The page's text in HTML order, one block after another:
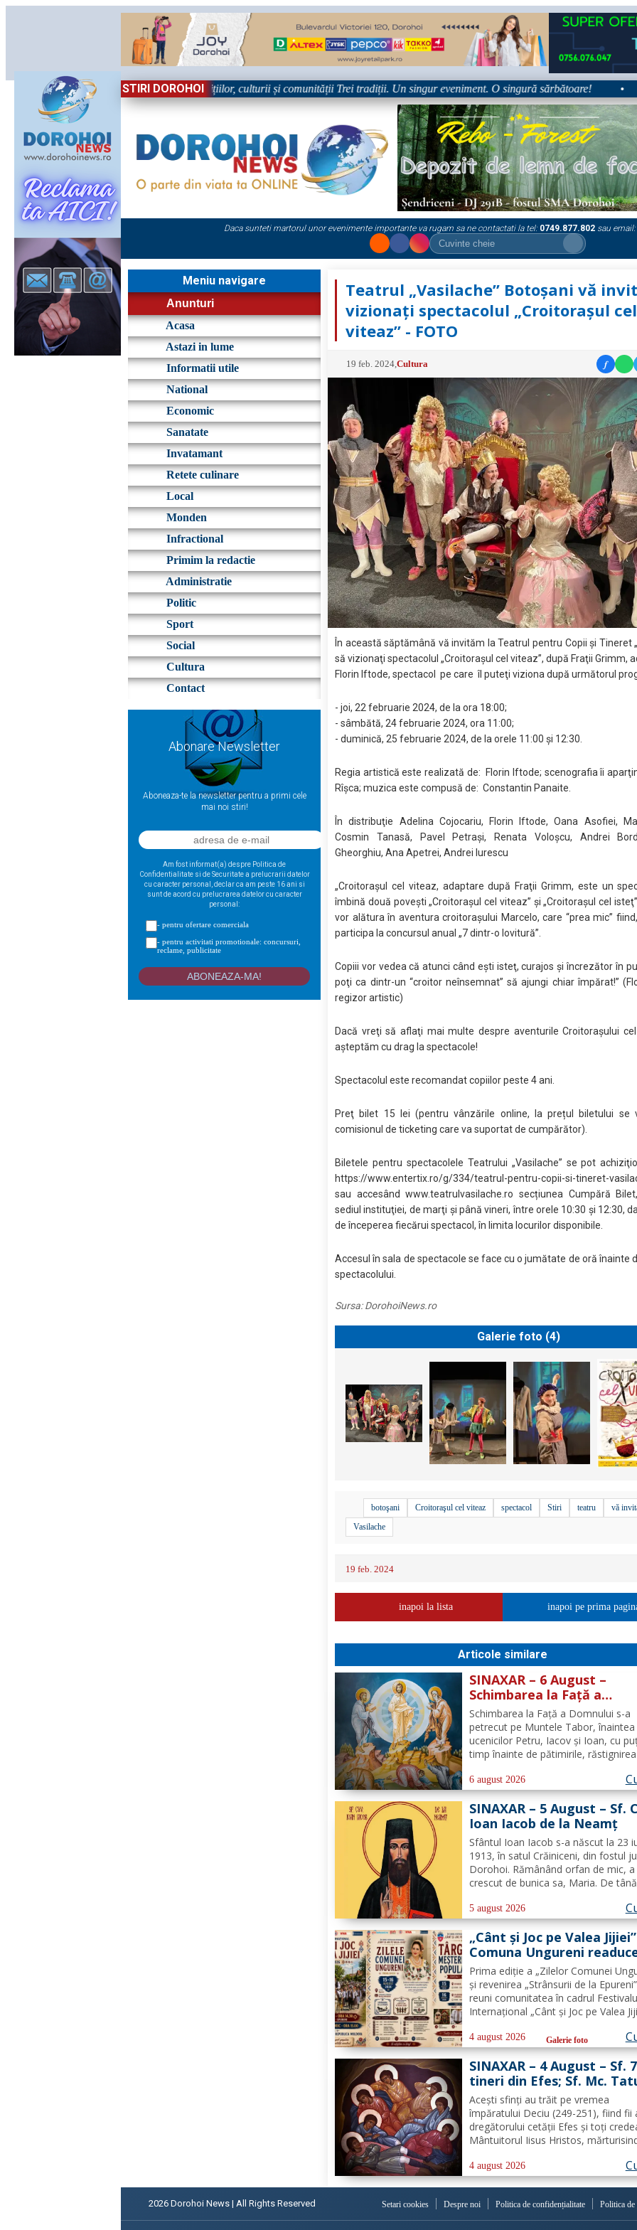
STIRI DOROHOI
Sărbătoare!” – trei zile dedicate tradițiilor, culturii și comunității Trei tradiții. Un singur eveniment. O singură sărbătoare! •
Daca sunteti martorul unor evenimente importante va rugam sa ne contactati la tel: 0749.877.802 sau email:
Meniu navigare
Anunturi
Acasa
Astazi in lume
Informatii utile
National
Economic
Sanatate
Invatamant
Retete culinare
Local
Monden
Infractional
Primim la redactie
Administratie
Politic
Sport
Social
Cultura
Contact
Abonare Newsletter
Aboneaza-te la newsletter pentru a primi cele
mai noi stiri!
Am fost informat(a) despre Politica de
Confidentialitate si de Securitate a prelucrarii datelor
cu caracter personal, declar ca am peste 16 ani si
sunt de acord cu prelucrarea datelor cu caracter
personal:
- pentru ofertare comerciala
- pentru activitati promotionale: concursuri,
reclame, publicitate
Teatrul „Vasilache” Botoșani vă
vizionați spectacolul „Croitorașul cel
viteaz” - FOTO
19 feb. 2024 ,Cultura f
În această săptămână vă invităm la Teatrul pentru Copii şi Tineret
să vizionaţi spectacolul „Croitoraşul cel viteaz”, după Fraţii Grimm,
Florin Iftode, spectacol pe care îl puteţi viziona după următorul
- joi, 22 februarie 2024, de la ora 18:00;
- sâmbătă, 24 februarie 2024, ora 11:00;
- duminică, 25 februarie 2024, de la orele 11:00 şi 12:30.
Regia artistică este realizată de: Florin Iftode; scenografia îi
Rîşca; muzica este compusă de: Constantin Panaite.
În distribuţie Adelina Cojocariu, Florin Iftode, Oana Asofiei,
Cosmin Tanasă, Pavel Petraşi, Renata Voloșcu, Andrei
Gheorghiu, Ana Apetrei, Andrei Iurescu
„Croitoraşul cel viteaz, adaptare după Fraţii Grimm, este un
îmbină două poveşti „Croitoraşul cel viteaz” şi „Croitoraşul cel
vor alătura în aventura croitoraşului Marcelo, care “prea mic”
participa la concursul anual „7 dintr-o lovitură”.
Copiii vor vedea că atunci când eşti isteţ, curajos şi încrezător în
poţi ca dintr-un “croitor neînsemnat” să ajungi chiar împărat!”
regizor artistic)
Dacă vreţi să aflaţi mai multe despre aventurile Croitoraşului
aşteptăm cu drag la spectacole!
Spectacolul este recomandat copiilor peste 4 ani.
Preţ bilet 15 lei (pentru vânzările online, la prețul biletului se
comisionul de ticketing care va suportat de cumpărător).
Biletele pentru spectacolele Teatrului „Vasilache” se pot
https://www.entertix.ro/g/334/teatrul-pentru-copii-si-tineret-
sau accesând www.teatrulvasilache.ro secțiunea Cumpără
sediul instituţiei, de marţi şi până vineri, între orele 10:30 şi 12:30,
de începerea fiecărui spectacol, în limita locurilor disponibile.
Accesul în sala de spectacole se face cu o jumătate de oră înainte
spectacolului.
Sursa:DorohoiNews.ro
Galerie foto (4)
botoşani Croitoraşul cel viteaz spectacol Stiri teatru
vă
Vasilache
19 feb. 2024
inapoi la lista inapoi pe prima
Articole similare
SINAXAR – 6 August –
Schimbarea la Față a
Domnului (dezlegare la
Schimbarea la Față a Domnului s-a
petrecut pe Muntele Tabor, înaintea
ucenicilor Petru, Iacov și Ioan, cu
timp înainte de pătimirile,
Hristos. Urcându-Se pe munte,
Domnul S-a depărtat puţin de
suindu-Se pe un loc mai...
6 august 2026
SINAXAR – 5 August – Sf.
Ioan Iacob de la Neamţ
Sfântul Ioan Iacob s-a născut la 23
1913, în satul Crăiniceni, din fostul
Dorohoi. Rămânând orfan de mic,
crescut de bunica sa, Maria. De
vârsta de 20 de ani, și-a îndreptat
spre Mănăstirea Neamț. La 8 aprilie
rasoforul...
5 august 2026
„Cânt și Joc pe Valea Jijiei”
Comuna Ungureni
viață tradiția
Prima ediție a „Zilelor Comunei
și revenirea „Strânsurii de la
reuni comunitatea în cadrul
Internațional „Cânt și Joc pe Valea
16 august 2026, comuna Ungureni
găzdui unul dintre cele mai ample
evenimente culturale...
4 august 2026 Galerie foto
SINAXAR – 4 August – Sf. 7
tineri din Efes; Sf. Mc.
Aceşti sfinţi au trăit pe vremea
împăratului Deciu (249-251), fiind fii
dregătorului cetăţii Efes şi toţi
Mântuitorul Iisus Hristos,
împăratul că ei sunt mărturisitori ai
Hristos, i-a chemat la judecată. În
4 august 2026
2026 Dorohoi News | All Rights Reserved Setari cookies Despre noi Politica de confidențialitate Politica